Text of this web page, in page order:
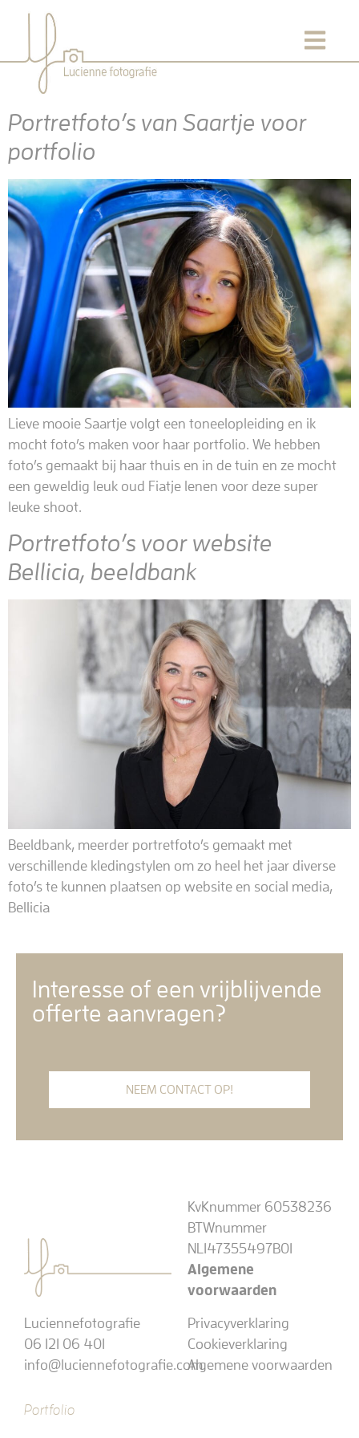
Portretfoto’s van Saartje voor
portfolio
Lieve mooie Saartje volgt een toneelopleiding en ik
mocht foto’s maken voor haar portfolio. We hebben
foto’s gemaakt bij haar thuis en in de tuin en ze mocht
een geweldig leuk oud Fiatje lenen voor deze super
leuke shoot.
Portretfoto’s voor website
Bellicia, beeldbank
Beeldbank, meerder portretfoto’s gemaakt met
verschillende kledingstylen om zo heel het jaar diverse
foto’s te kunnen plaatsen op website en social media,
Bellicia
Interesse of een vrijblijvende
offerte aanvragen?
NEEM CONTACT OP!
Luciennefotografie
06 121 06 401
info@luciennefotografie.com
KvKnummer 60538236
BTWnummer
NL147355497B01
Algemene
voorwaarden
Privacyverklaring
Cookieverklaring
Algemene voorwaarden
Portfolio